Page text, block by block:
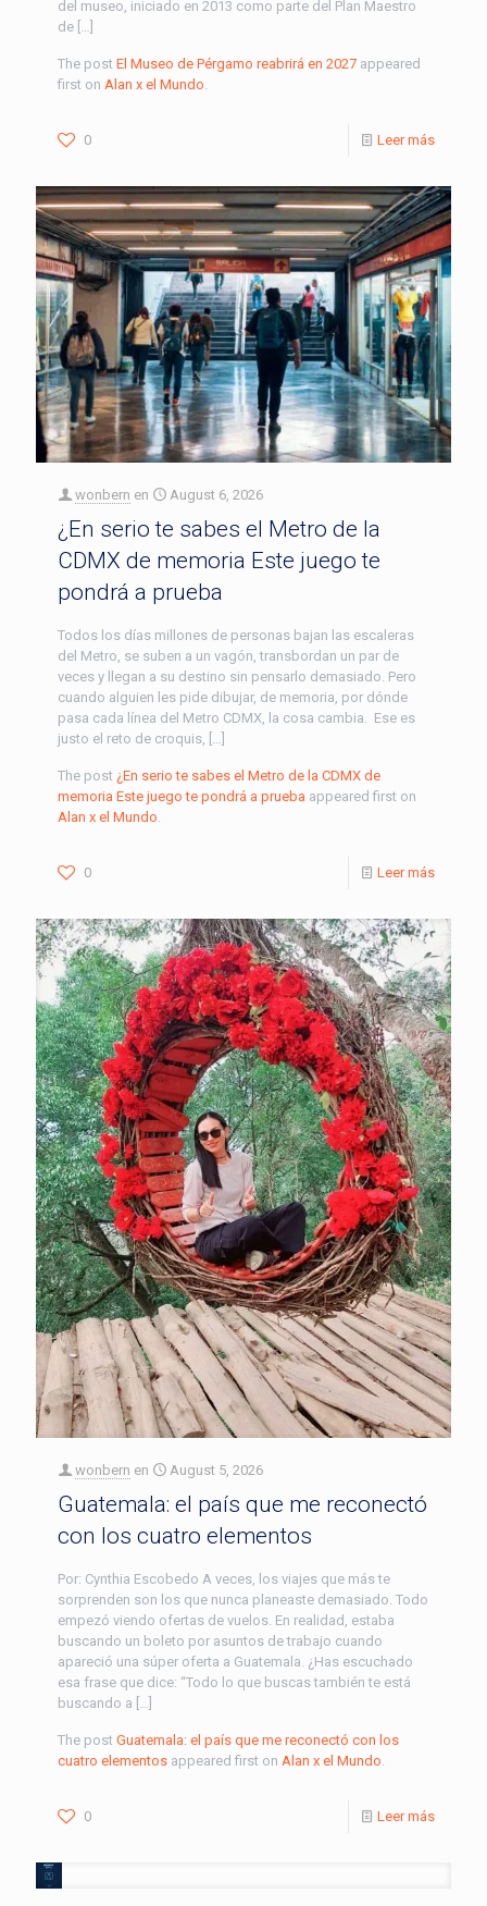
del museo, iniciado en 2013 como parte del Plan Maestro
de […]
The post El Museo de Pérgamo reabrirá en 2027 appeared
first on Alan x el Mundo
0 Leer más
wonbern en August 6, 2026
¿En serio te sabes el Metro de la
CDMX de memoria Este juego te
pondrá a prueba
Todos los días millones de personas bajan las escaleras
del Metro, se suben a un vagón, transbordan un par de
veces y llegan a su destino sin pensarlo demasiado. Pero
cuando alguien les pide dibujar, de memoria, por dónde
pasa cada línea del Metro CDMX, la cosa cambia. Ese es
justo el reto de croquis, […]
The post ¿En serio te sabes el Metro de la CDMX de
memoria Este juego te pondrá a prueba appeared first on
Alan x el Mundo.
0 Leer más
wonbern en August 5, 2026
Guatemala: el país que me reconectó
con los cuatro elementos
Por: Cynthia Escobedo A veces, los viajes que más te
sorprenden son los que nunca planeaste demasiado. Todo
empezó viendo ofertas de vuelos. En realidad, estaba
buscando un boleto por asuntos de trabajo cuando
apareció una súper oferta a Guatemala. ¿Has escuchado
esa frase que dice: “Todo lo que buscas también te está
buscando a […]
The post Guatemala: el país que me reconectó con los
cuatro elementos appeared first on Alan x el Mundo
0 Leer más